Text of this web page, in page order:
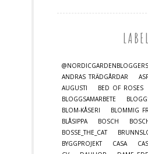
@NORDICGARDENBLOGGERS
ANDRAS TRÄDGÅRDAR
AUGUSTI
BED OF ROSES
BLOGGSAMARBETE
BLOM-KÅSERI
BLOMMIG
BLÅSIPPA
BOSCH
BOSSE_THE_CAT
BYGGPROJEKT
CASA